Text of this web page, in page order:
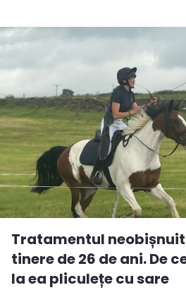
Tratamentul
tinere de 26 de ani. De
la ea pliculețe cu sare